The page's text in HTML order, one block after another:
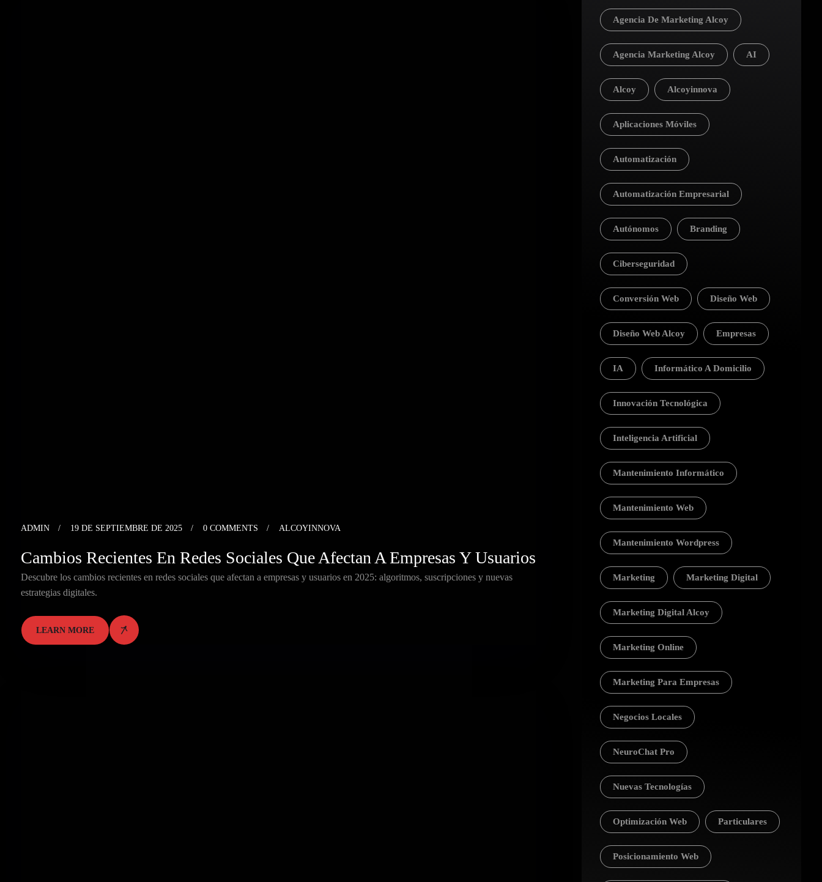
ADMIN 19 DE SEPTIEMBRE DE 2025 0 COMMENTS ALCOYINNOVA
Cambios Recientes En Redes Sociales Que Afectan A Empresas Y Usuarios
Descubre los cambios recientes en redes sociales que afectan a empresas y usuarios en 2025: algoritmos, suscripciones y nuevas
estrategias digitales.
LEARN MORE
Agencia De Marketing Alcoy
Agencia Marketing Alcoy AI
Alcoy Alcoyinnova
Aplicaciones Móviles
Automatización
Automatización Empresarial
Autónomos Branding
Ciberseguridad
Conversión Web Diseño Web
Diseño Web Alcoy Empresas
IA Informático A Domicilio
Innovación Tecnológica
Inteligencia Artificial
Mantenimiento Informático
Mantenimiento Web
Mantenimiento Wordpress
Marketing Marketing Digital
Marketing Digital Alcoy
Marketing Online
Marketing Para Empresas
Negocios Locales
NeuroChat Pro
Nuevas Tecnologías
Optimización Web Particulares
Posicionamiento Web